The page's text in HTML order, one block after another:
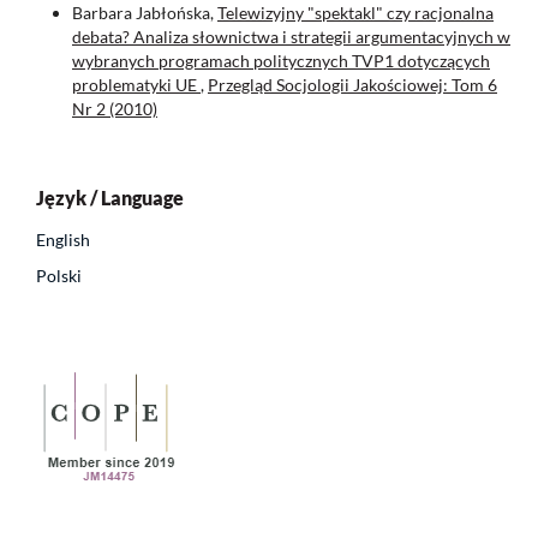
Barbara Jabłońska,Telewizyjny "spektakl" czy racjonalna
debata? Analiza słownictwa i strategii argumentacyjnych w
wybranych programach politycznych TVP1 dotyczących
problematyki UE, Przegląd Socjologii Jakościowej: Tom 6
Nr 2 (2010)
Język / Language
English
Polski